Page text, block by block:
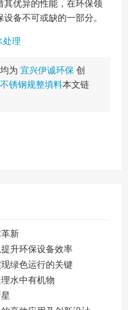
其优异的性能，在环保领
备不可或缺的一部分。
处理
为 宜兴伊诚环保 创
不锈钢规整填料本文链
新
升环保设备效率
绿色运行的关键
水中有机物